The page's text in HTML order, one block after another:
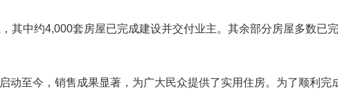
其中约4,000套房屋已完成建设并交付业主。其余部分房屋多数已
动至今，销售成果显著，为广大民众提供了实用住房。为了顺利